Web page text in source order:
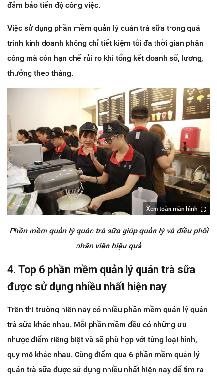
đảm bảo tiến độ công việc.
Việc sử dụng phần mềm quản lý quán trà sữa trong quá
trình kinh doanh không chỉ tiết kiệm tối đa thời gian phân
công mà còn hạn chế rủi ro khi tổng kết doanh số, lương,
thưởng theo tháng.
Xem toàn màn hình
Phần mềm quản lý quán trà sữa giúp quản lý và điều phối
nhân viên hiệu quả
4. Top 6 phần mềm quản lý quán trà sữa
được sử dụng nhiều nhất hiện nay
Trên thị trường hiện nay có nhiều phần mềm quản lý quán
trà sữa khác nhau. Mỗi phần mềm đều có những ưu
nhược điểm riêng biệt và sẽ phù hợp với từng loại hình,
quy mô khác nhau. Cùng điểm qua 6 phần mềm quản lý
quán trà sữa được sử dụng nhiều nhất hiện nay để tìm ra